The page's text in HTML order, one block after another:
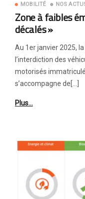
MOBILITÉ NOS
Zone à faibles
décalés »
Au 1er janvier 2025,
l’interdiction des
motorisés
s’accompagne de[…]
Plus…